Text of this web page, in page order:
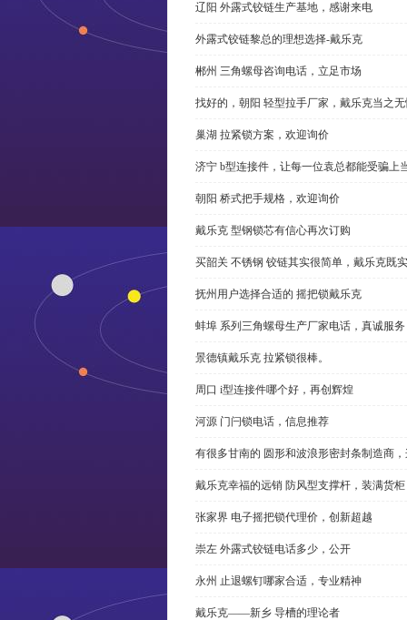
辽阳 外露式铰链生产基地，感谢来电
外露式铰链黎总的理想选择-戴乐克
郴州 三角螺母咨询电话，立足市场
找好的，朝阳 轻型拉手厂家，戴乐克当之
巢湖 拉紧锁方案，欢迎询价
济宁 b型连接件，让每一位袁总都能受骗上
朝阳 桥式把手规格，欢迎询价
戴乐克 型钢锁芯有信心再次订购
买韶关 不锈钢 铰链其实很简单，戴乐克既
抚州用户选择合适的 摇把锁戴乐克
蚌埠 系列三角螺母生产厂家电话，真诚服务
景德镇戴乐克 拉紧锁很棒。
周口 i型连接件哪个好，再创辉煌
河源 门闩锁电话，信息推荐
有很多甘南的 圆形和波浪形密封条制造商
戴乐克幸福的远销 防风型支撑杆，装满货柜
张家界 电子摇把锁代理价，创新超越
崇左 外露式铰链电话多少，公开
永州 止退螺钉哪家合适，专业精神
戴乐克——新乡 导槽的理论者